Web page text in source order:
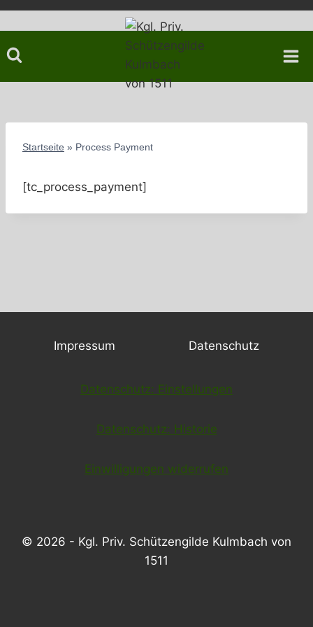
Zum
Inhalt
springen
Startseite » Process Payment
[tc_process_payment]
Impressum Datenschutz
Datenschutz: Einstellungen
Datenschutz: Historie
Einwilligungen widerrufen
© 2026 - Kgl. Priv. Schützengilde Kulmbach von
1511